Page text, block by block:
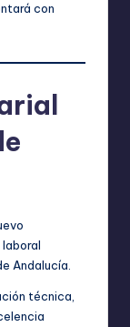
con
Andalucía.
técnica,